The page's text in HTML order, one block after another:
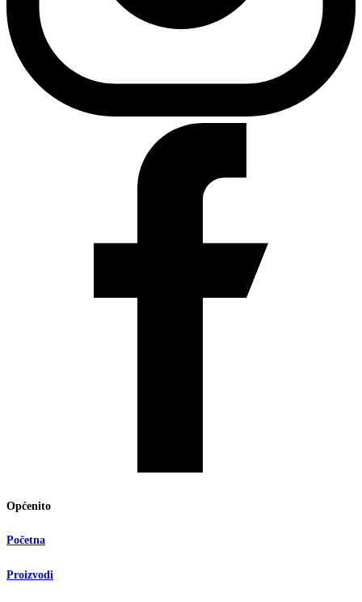
Općenito
Početna
Proizvodi